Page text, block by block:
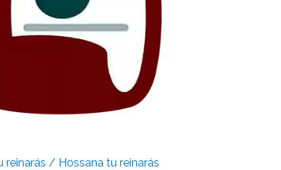
reinarás / Hossana tu reinarás